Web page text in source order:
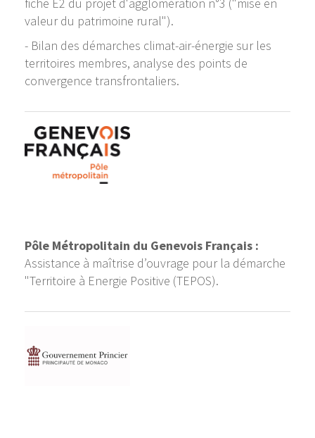
fiche E2 du projet d'agglomération n°3 ("mise en
valeur du patrimoine rural").
- Bilan des démarches climat-air-énergie sur les
territoires membres, analyse des points de
convergence transfrontaliers.
Pôle Métropolitain du Genevois Français :
Assistance à maîtrise d’ouvrage pour la démarche
"Territoire à Energie Positive (TEPOS).